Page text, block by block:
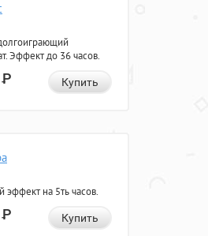
Эффект до 36 часов.
Р Купить
на 5ть часов.
Р Купить